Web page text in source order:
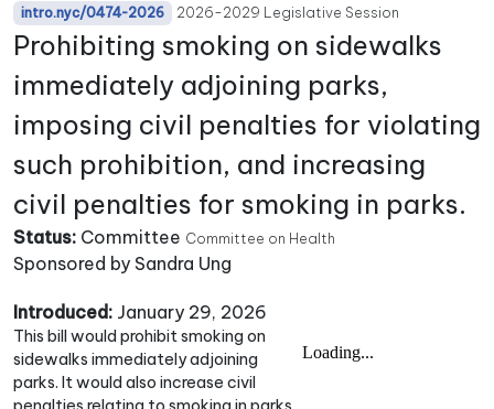
intro.nyc/0474-2026 2026-2029 Legislative Session
Prohibiting smoking on sidewalks
immediately adjoining parks,
imposing civil penalties for violating
such prohibition, and increasing
civil penalties for smoking in parks.
Status: Committee Committee on Health
Sponsored by Sandra Ung
Introduced: January 29, 2026
This bill would prohibit smoking on
sidewalks immediately adjoining
parks. It would also increase civil